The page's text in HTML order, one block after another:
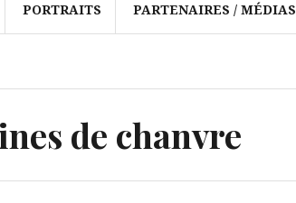
PORTRAITS PARTENAIRES / MÉDIAS
de chanvre